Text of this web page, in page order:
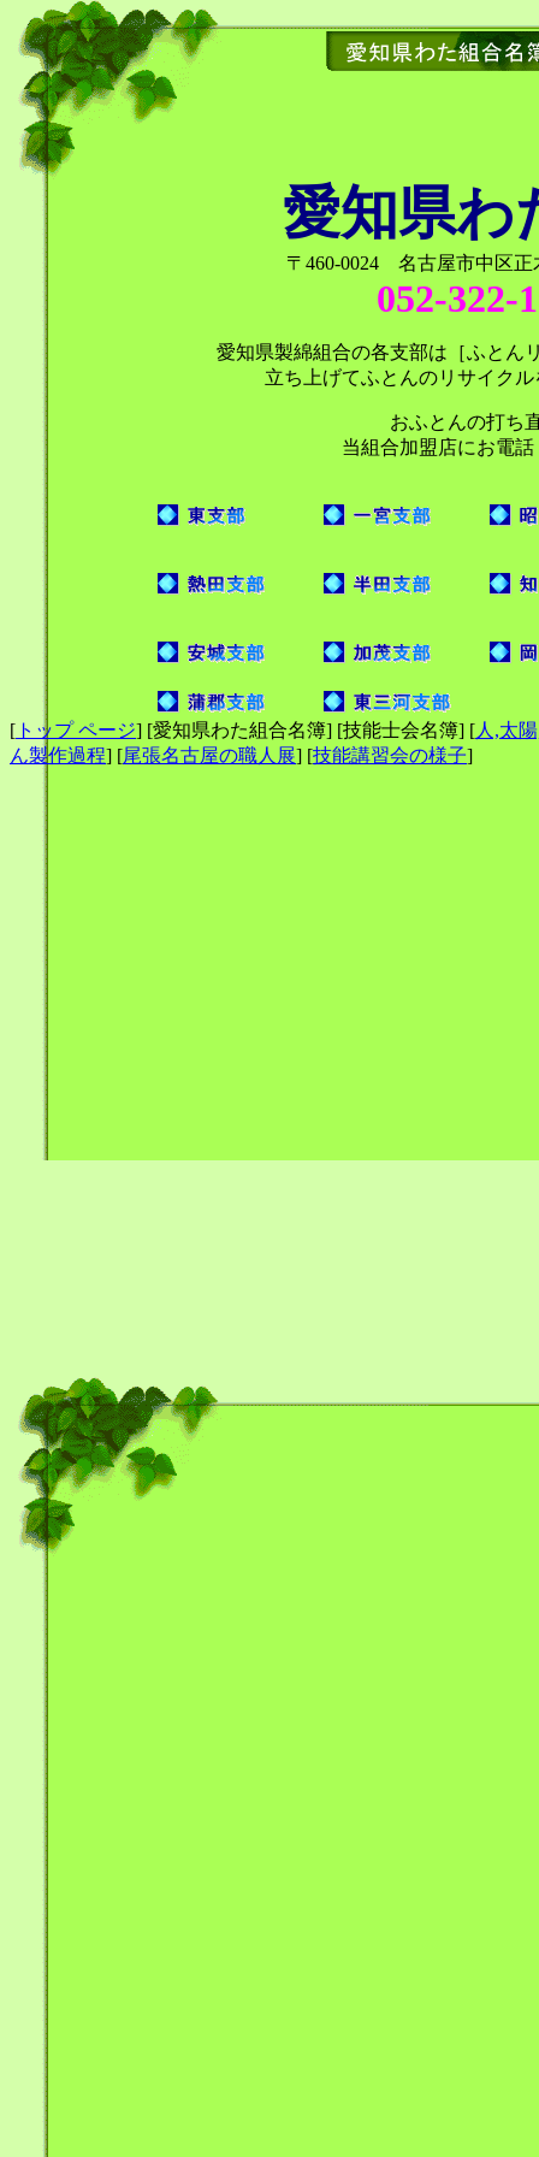
愛知県わ
〒460-0024 名古屋市中区正
052-322-
愛知県製綿組合の各支部は［ふとん
立ち上げてふとんのリサイク
おふとんの打ち
当組合加盟店にお電
[ トップ ページ] [愛知県わた組合名簿] [技能士会名簿] [人,太
ん製作過程] [尾張名古屋の職人展] [技能講習会の様子]